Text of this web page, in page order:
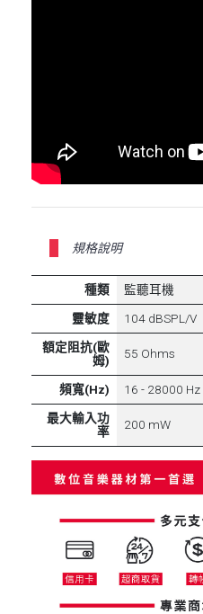
規格說明
種類
監聽耳機
靈敏度
104 dBSPL/V
額定阻抗(歐
姆)
55 Ohms
頻寬(Hz)
16 - 28000 Hz
最大輸入功
率
200 mW